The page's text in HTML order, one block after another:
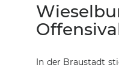
In der Braustadt